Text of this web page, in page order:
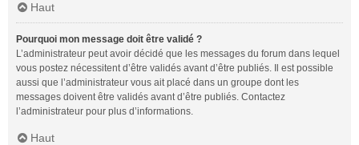
Haut
Pourquoi mon message doit être validé ?
L’administrateur peut avoir décidé que les messages du forum dans lequel
vous postez nécessitent d’être validés avant d’être publiés. Il est possible
aussi que l’administrateur vous ait placé dans un groupe dont les
messages doivent être validés avant d’être publiés. Contactez
l’administrateur pour plus d’informations.
Haut